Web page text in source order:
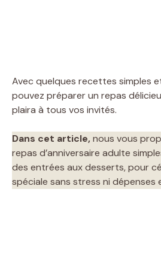
Avec quelques recettes simples
pouvez préparer un repas
plaira à tous vos invités.
Dans cet article,nous vous
repas d’anniversaire adulte
des entrées aux desserts, pour
spéciale sans stress ni dépenses